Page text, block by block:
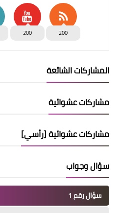
200
200
المشاركات الشائعة
مشاركات عشوائية
مشاركات عشوائية [رأسي]
سؤال وجواب
سؤال رقم 1